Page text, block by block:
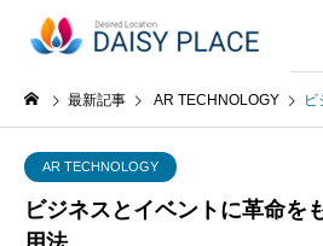
最新記事 AR TECHNOLOGY ビ
AR TECHNOLOGY
ビジネスとイベントに革命を